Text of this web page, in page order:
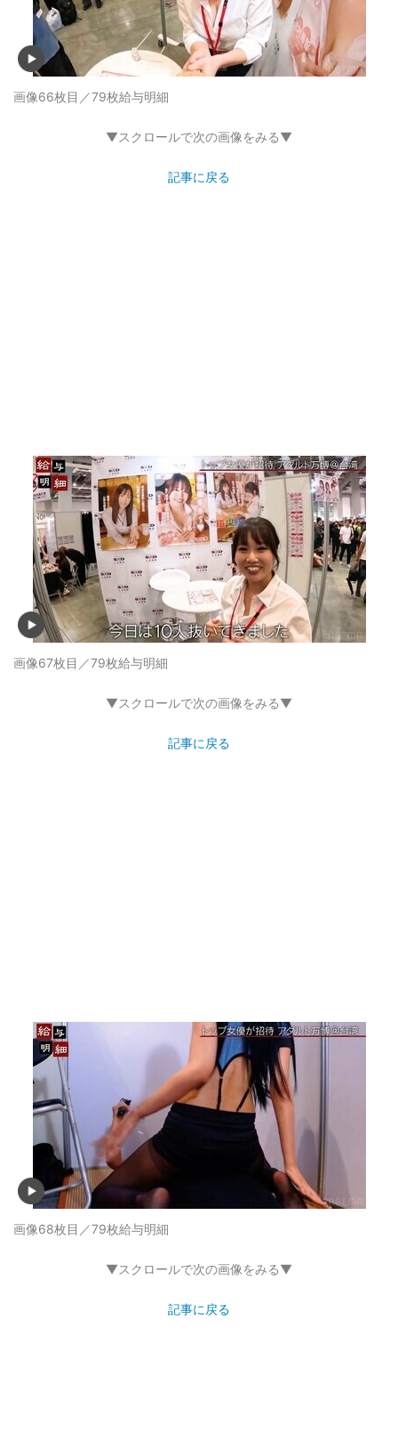
画像66枚目／79枚給与明細
▼スクロールで次の画像をみる▼
記事に戻る
画像67枚目／79枚給与明細
▼スクロールで次の画像をみる▼
記事に戻る
画像68枚目／79枚給与明細
▼スクロールで次の画像をみる▼
記事に戻る